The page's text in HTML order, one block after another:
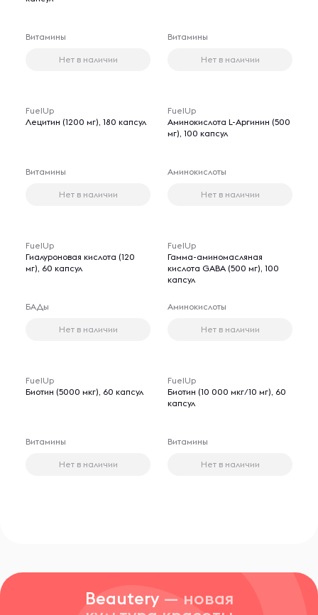
Витамины
Нет в наличии
Витамины
Нет в наличии
FuelUp
Лецитин (1200 мг), 180 капсул
Витамины
Нет в наличии
FuelUp
Аминокислота L-Аргинин (500
мг), 100 капсул
Аминокислоты
Нет в наличии
FuelUp
Гиалуроновая кислота (120
мг), 60 капсул
БАДы
Нет в наличии
FuelUp
Гамма-аминомасляная
кислота GABA (500 мг), 100
капсул
Аминокислоты
Нет в наличии
FuelUp
Биотин (5000 мкг), 60 капсул
Витамины
Нет в наличии
FuelUp
Биотин (10 000 мкг/10 мг), 60
капсул
Витамины
Нет в наличии
Beautery — новая